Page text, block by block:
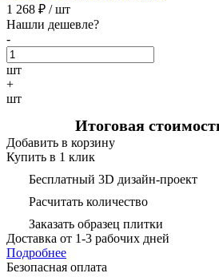
1 268 ₽ /шт
Нашли дешевле?
-
шт
+
шт
Итоговая
Добавить в корзину
Купить в 1 клик
Бесплатный 3D дизайн-проект
Расчитать количество
Заказать образец плитки
Доставка от 1-3 рабочих дней
Подробнее
Безопасная оплата